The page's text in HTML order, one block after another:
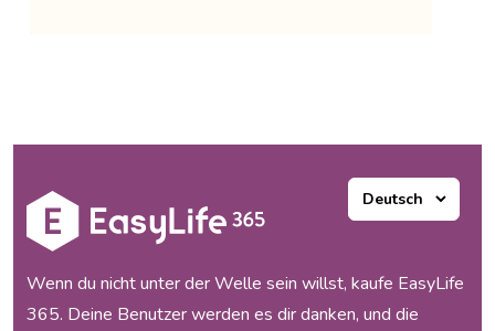
Wenn du nicht unter der Welle sein willst, kaufe EasyLife
365. Deine Benutzer werden es dir danken, und die